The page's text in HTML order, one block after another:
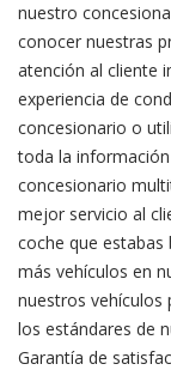
nuestro
conocer nuestras
atención al cliente
experiencia de
concesionario o
toda la
concesionario
mejor servicio al
coche que
más vehículos en
nuestros vehículos
los estándares de
Garantía de